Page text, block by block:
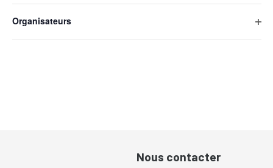
will
cause
the
list
Organisateurs
Nous contacter